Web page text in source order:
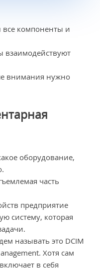
все компоненты и
взаимодействуют
внимания нужно
оборудование,
часть
предприятие
систему, которая
называть это DCIM
Хотя сам
в себя